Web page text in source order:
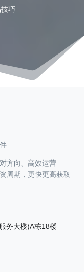
巧
方向、高效运营
周期，更快更高获取
务大楼)A栋18楼